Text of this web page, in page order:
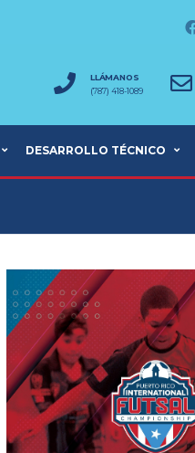
LLÁMANOS
(787) 418-1089
DESARROLLO TÉCNICO